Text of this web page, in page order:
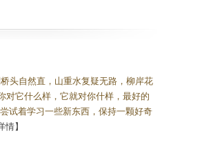
头自然直，山重水复疑无路，柳岸花
对它什么样，它就对你什样，最好的
试着学习一些新东西，保持一颗好奇
情】